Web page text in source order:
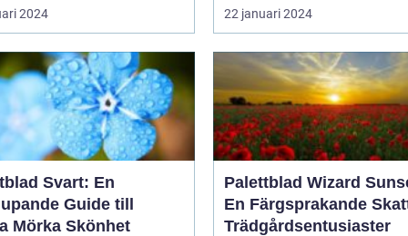
2024 22 januari 2024
Svart: En
Guide till
Mörka Skönhet
Palettblad Wizard
En Färgsprakande
Trädgårdsentusiaster